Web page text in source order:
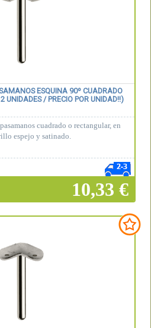
ESQUINA 90º CUADRADO
UNIDADES / PRECIO POR UNIDAD!!)
cuadrado o rectangular, en
espejo y satinado.
10,33 €